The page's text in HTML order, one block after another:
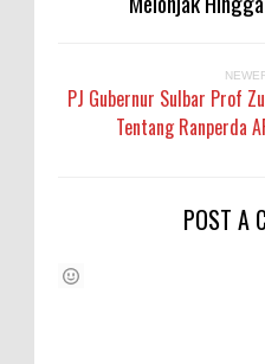
PJ Gubernur Sulbar Prof
Tentang Ranperda
POST A